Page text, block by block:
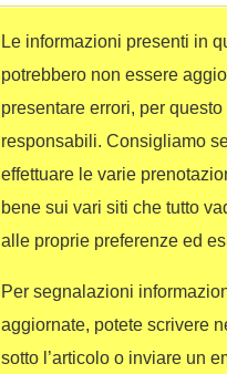
Le informazioni presenti in
potrebbero non essere
presentare errori, per
responsabili. Consigliamo
effettuare le varie
bene sui vari siti che tutto
alle proprie preferenze ed
Per segnalazioni
aggiornate, potete scrivere
sotto l’articolo o inviare un